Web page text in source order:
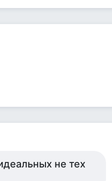
не тех